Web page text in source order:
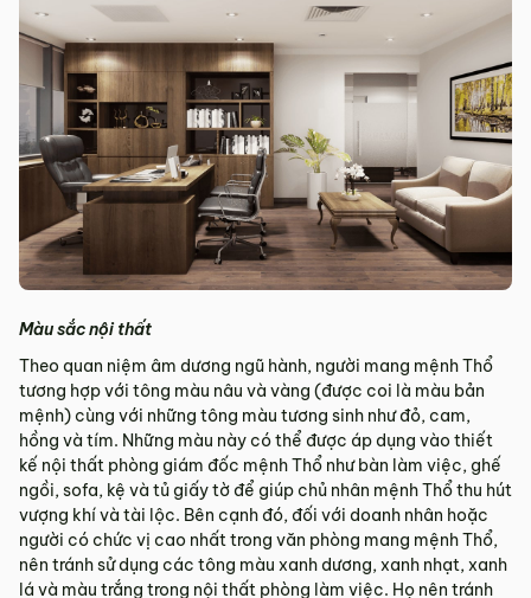
Màu sắc nội thất
Theo quan niệm âm dương ngũ hành, người mang mệnh Thổ
tương hợp với tông màu nâu và vàng (được coi là màu bản
mệnh) cùng với những tông màu tương sinh như đỏ, cam,
hồng và tím. Những màu này có thể được áp dụng vào thiết
kế nội thất phòng giám đốc mệnh Thổ như bàn làm việc, ghế
ngồi, sofa, kệ và tủ giấy tờ để giúp chủ nhân mệnh Thổ thu hút
vượng khí và tài lộc. Bên cạnh đó, đối với doanh nhân hoặc
người có chức vị cao nhất trong văn phòng mang mệnh Thổ,
nên tránh sử dụng các tông màu xanh dương, xanh nhạt, xanh
lá và màu trắng trong nội thất phòng làm việc. Họ nên tránh